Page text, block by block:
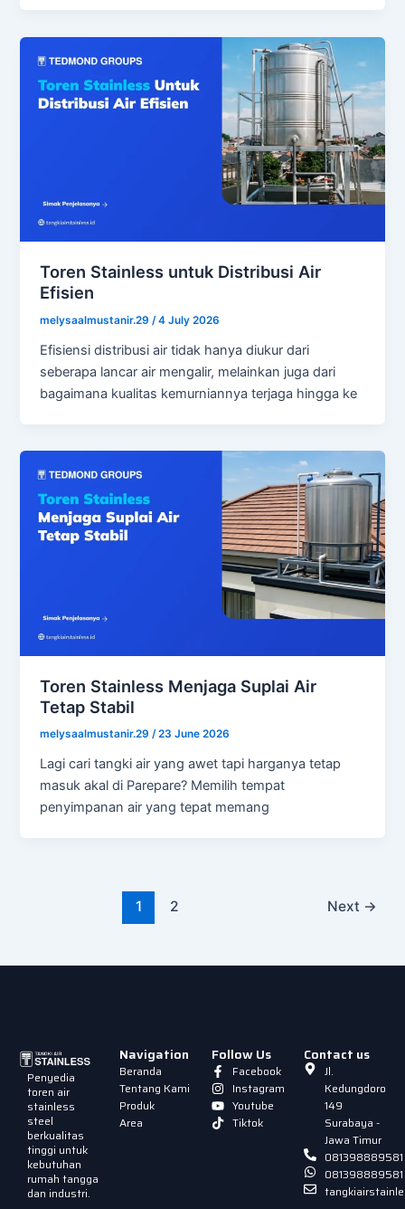
Toren Stainless untuk Distribusi Air
Efisien
melysaalmustanir.29/4 July 2026
Efisiensi distribusi air tidak hanya diukur dari
seberapa lancar air mengalir, melainkan juga dari
bagaimana kualitas kemurniannya terjaga hingga ke
Toren Stainless Menjaga Suplai Air
Tetap Stabil
melysaalmustanir.29/23 June 2026
Lagi cari tangki air yang awet tapi harganya tetap
masuk akal di Parepare? Memilih tempat
penyimpanan air yang tepat memang
1 2 Next →
Penyedia
toren air
stainless
steel
berkualitas
tinggi untuk
kebutuhan
rumah tangga
dan industri.
Navigation
Beranda
Tentang Kami
Produk
Area
Follow Us
Facebook
Instagram
Youtube
Tiktok
Contact us
Jl.
Kedungdoro
149
Surabaya -
Jawa Timur
081398889581
081398889581